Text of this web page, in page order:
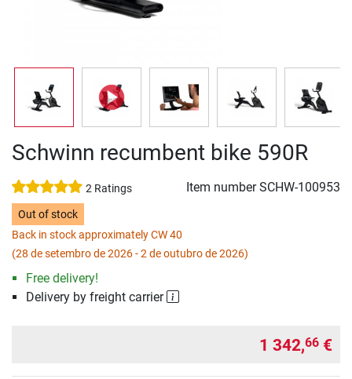
Schwinn recumbent bike 590R
2 Ratings Item numberSCHW-100953
Out of stock
Back in stock approximately CW 40
(28 de setembro de 2026 - 2 de outubro de 2026)
Free delivery!
Delivery by freight carrier
1 342,66 €